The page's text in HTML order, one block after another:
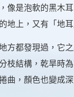
像是泡軟的黑木
地上，又有「地
方都發現過，它
枝結構，乾旱時
曲，顏色也變成